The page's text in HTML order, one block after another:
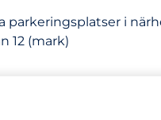
parkeringsplatser i
12 (mark)